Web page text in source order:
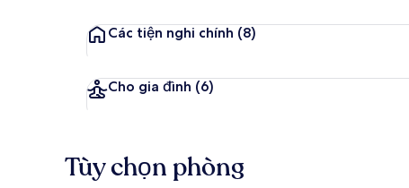
Các tiện nghi chính (8)
Cho gia đình (6)
Tùy chọn phòng